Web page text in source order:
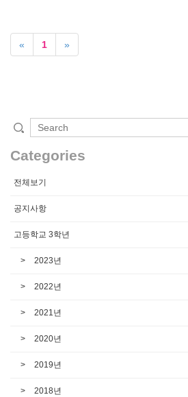
« 1 »
Categories
전체보기
공지사항
고등학교 3학년
2023년
2022년
2021년
2020년
2019년
2018년